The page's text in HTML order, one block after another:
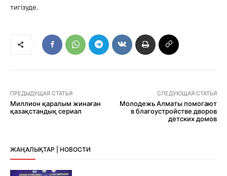
тигізуде.
ПРЕДЫДУЩАЯ СТАТЬЯ
Миллион қаралым жинаған
қазақстандық сериал
СЛЕДУЮЩАЯ СТАТЬЯ
Молодежь Алматы помогают
в благоустройстве дворов
детских домов
ЖАҢАЛЫҚТАР | НОВОСТИ